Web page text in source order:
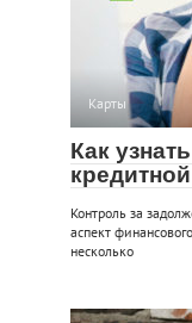
Карты
Как
Контроль за
аспект
несколько